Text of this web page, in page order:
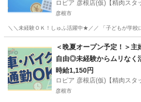
ロピア 彦根店(仮)【精肉スタ
彦根市
＼＼未経験ＯＫ！しゅふ活躍中★／／ 「子どもが学校
コンビニ
＜晩夏オープン予定！＞
自由◎未経験からムリなく
【精肉スタッフ】
時給1,150円
ロピア 彦根店(仮)【精肉スタ
彦根市